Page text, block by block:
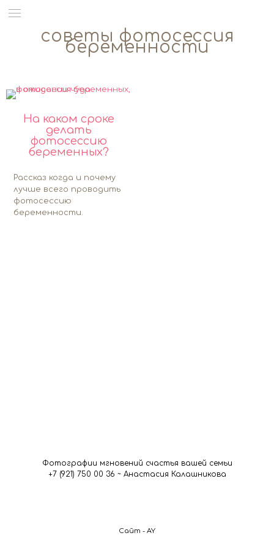
советы фотосессия
беременности
На каком сроке
делать
фотосессию
беременных?
Рассказ когда и почему
лучше всего проводить
фотосессию
беременности.
Фотографии мгновений счастья вашей семьи
+7 (921) 750 00 36 ~ Анастасия Калашникова
Сайт - AY